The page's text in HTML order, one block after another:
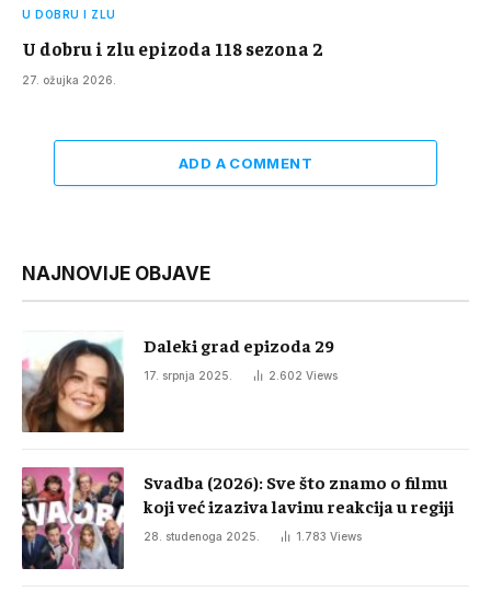
U DOBRU I ZLU
U dobru i zlu epizoda 118 sezona 2
27. ožujka 2026.
ADD A COMMENT
NAJNOVIJE OBJAVE
Daleki grad epizoda 29
17. srpnja 2025. 2.602 Views
Svadba (2026): Sve što znamo o filmu
koji već izaziva lavinu reakcija u regiji
28. studenoga 2025. 1.783 Views